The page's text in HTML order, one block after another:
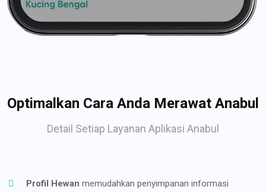
Optimalkan Cara Anda Merawat Anabul
Detail Setiap Layanan Aplikasi Anabul
Profil Hewan memudahkan penyimpanan informasi